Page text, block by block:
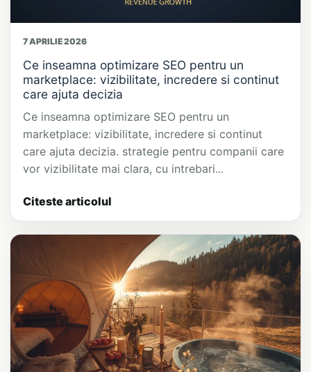
7 APRILIE 2026
Ce inseamna optimizare SEO pentru un
marketplace: vizibilitate, incredere si continut
care ajuta decizia
Ce inseamna optimizare SEO pentru un
marketplace: vizibilitate, incredere si continut
care ajuta decizia. strategie pentru companii care
vor vizibilitate mai clara, cu intrebari...
Citeste articolul